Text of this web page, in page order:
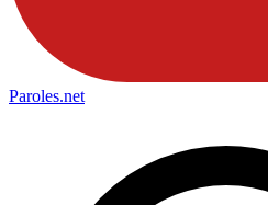
Paroles.net